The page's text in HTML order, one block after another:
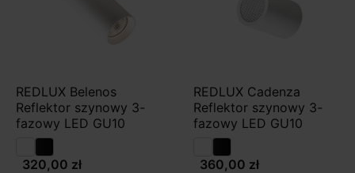
REDLUX Belenos
Reflektor szynowy 3-
fazowy LED GU10
320,00 zł
REDLUX Cadenza
Reflektor szynowy 3-
fazowy LED GU10
360,00 zł